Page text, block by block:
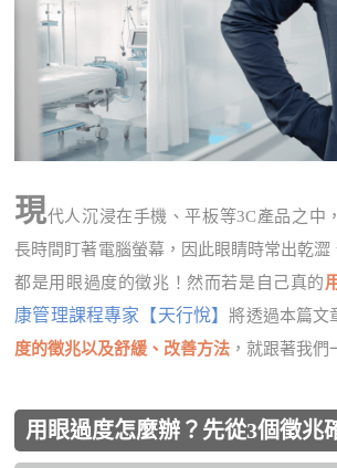
現代人沉浸在手機、平板等3C產品之中
長時間盯著電腦螢幕，因此眼睛時常出乾澀
都是用眼過度的徵兆！然而若是自己真的
康管理課程專家【天行悅】將透過本篇文
度的徵兆以及舒緩、改善方法 ，就跟著我們
用眼過度怎麼辦？先從3個徵兆